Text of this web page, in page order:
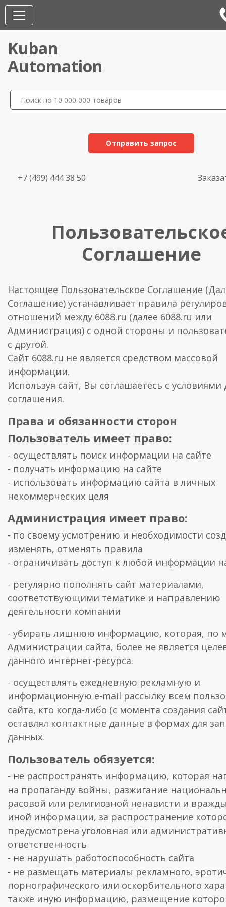
Kuban
Automation
Отправить запрос
+7 (499) 444 38 50
Соглашение
Настоящее Пользовательское Соглашение
Соглашение) устанавливает правила
отношений между 6088.ru (далее 6088.ru или
Администрация) с одной стороны и
с другой.
Сайт 6088.ru не является средством массовой
информации.
Используя сайт, Вы соглашаетесь с условиями
соглашения.
Права и обязанности сторон
Пользователь имеет право:
- осуществлять поиск информации на сайте
- получать информацию на сайте
- использовать информацию сайта в личных
некоммерческих целя
Администрация имеет право:
- по своему усмотрению и необходимости
изменять, отменять правила
- ограничивать доступ к любой информации
- регулярно пополнять сайт материалами,
соответствующими тематике и направлению
деятельности компании
- убирать лишнюю информацию, которая, по
Администрации сайта, более не является
данного интернет-ресурса.
- осуществлять ежедневную рекламную и
информационную e-mail рассылку всем
сайта, кто когда-либо (с момента создания
оставлял контактные данные в формах для
данных.
Пользователь обязуется:
- не распространять информацию, которая
на пропаганду войны, разжигание
расовой или религиозной ненависти и
иной информации, за распространение
предусмотрена уголовная или
ответственность
- не нарушать работоспособность сайта
- не размещать материалы рекламного,
порнографического или оскорбительного
также иную информацию, размещение